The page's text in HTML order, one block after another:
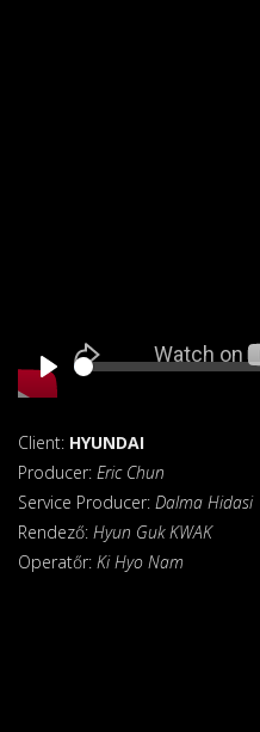
Seek
Client: HYUNDAI
Producer: Eric Chun
Service Producer: Dalma Hidasi
Rendező: Hyun Guk KWAK
Operatőr: Ki Hyo Nam